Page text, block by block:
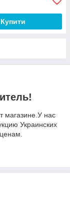
Купити
магазине.У нас
Украинских
деятельности –